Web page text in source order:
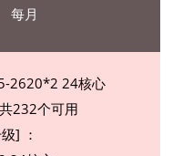
每月
2620*2 24核心
232个可用
] ：